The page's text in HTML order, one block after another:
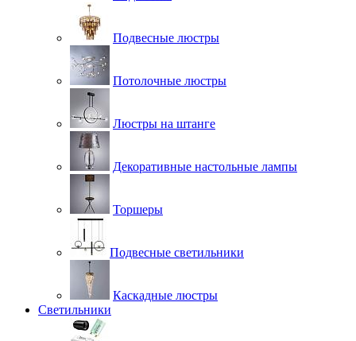
Подвесные люстры
Потолочные люстры
Люстры на штанге
Декоративные настольные лампы
Торшеры
Подвесные светильники
Каскадные люстры
Светильники